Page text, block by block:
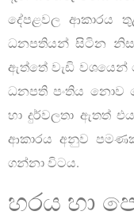
දේපළවල ආකාරය
ධනපතියන් සිටින
ඇත්තේ වැඩි වශයෙන්
ධනපති පංතිය නොව
හා දුර්වලතා ඇතත්
ආකාරය අනුව
ගන්නා විටය.
හරය හා